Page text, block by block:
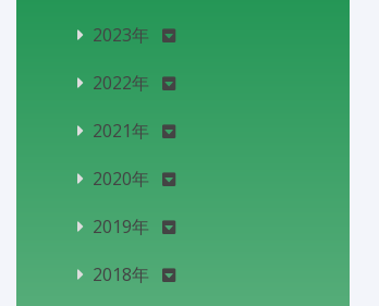
2023年
2022年
2021年
2020年
2019年
2018年